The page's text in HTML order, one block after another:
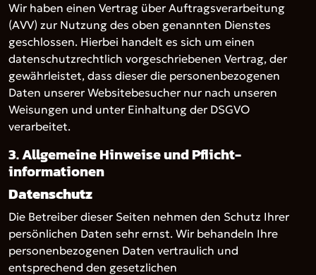
Wir haben einen Vertrag über Auftragsverarbeitung
(AVV) zur Nutzung des oben genannten Dienstes
geschlossen. Hierbei handelt es sich um einen
datenschutzrechtlich vorgeschriebenen Vertrag, der
gewährleistet, dass dieser die personenbezogenen
Daten unserer Websitebesucher nur nach unseren
Weisungen und unter Einhaltung der DSGVO
verarbeitet.
3. Allgemeine Hinweise und Pflicht­
informationen
Datenschutz
Die Betreiber dieser Seiten nehmen den Schutz Ihrer
persönlichen Daten sehr ernst. Wir behandeln Ihre
personenbezogenen Daten vertraulich und
entsprechend den gesetzlichen